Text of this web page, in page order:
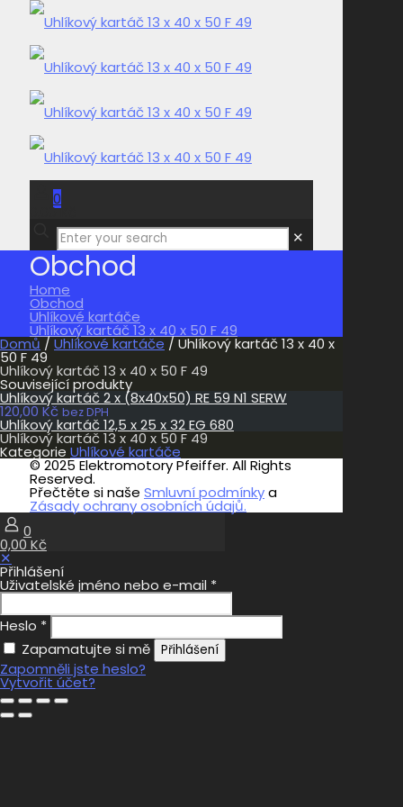
0
0,00 Kč
✕
Obchod
Home
Obchod
Uhlíkové kartáče
Uhlíkový kartáč 13 x 40 x 50 F 49
Domů / Uhlíkové kartáče / Uhlíkový kartáč 13 x 40 x
50 F 49
Uhlíkový kartáč 13 x 40 x 50 F 49
Související produkty
Uhlíkový kartáč 2 x (8x40x50) RE 59 N1 SERW
120,00 Kč bez DPH
Uhlíkový kartáč 12,5 x 25 x 32 EG 680
Uhlíkový kartáč 13 x 40 x 50 F 49
Kategorie Uhlíkové kartáče
© 2025 Elektromotory Pfeiffer. All Rights
Reserved.
Přečtěte si naše Smluvní podmínkya
Zásady ochrany osobních údajů.
0
0,00 Kč
✕
Přihlášení
Uživatelské jméno nebo e-mail *
Heslo *
Zapamatujte si mě
Přihlášení
Zapomněli jste heslo?
Vytvořit účet?